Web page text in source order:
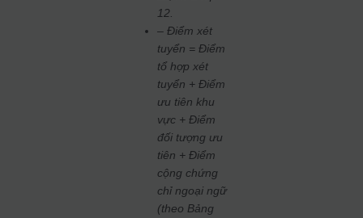
12.
– Điểm xét
tuyển = Điểm
tổ hợp xét
tuyển + Điểm
ưu tiên khu
vực + Điểm
đối tượng ưu
tiên + Điểm
cộng chứng
chỉ ngoại ngữ
(theo Bảng